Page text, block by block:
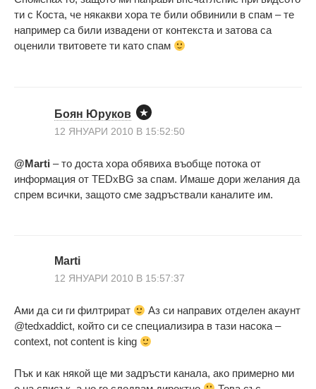
ти с Коста, че някакви хора те били обвинили в спам – те
например са били извадени от контекста и затова са
оценили твитовете ти като спам
Боян Юруков
12 ЯНУАРИ 2010 В 15:52:50
@Marti – то доста хора обявиха въобще потока от
информация от TEDxBG за спам. Имаше дори желания да
спрем всички, защото сме задръствали каналите им.
Marti
12 ЯНУАРИ 2010 В 15:57:37
Ами да си ги филтрират
Аз си направих отделен акаунт
@tedxaddict, който си се специализира в тази насока –
context, not content is king
Пък и как някой ще ми задръсти канала, ако примерно ми